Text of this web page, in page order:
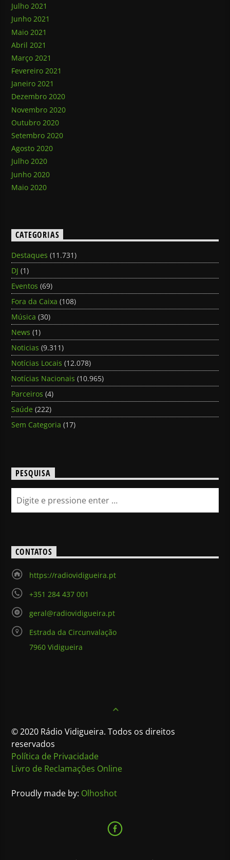
Julho 2021
Junho 2021
Maio 2021
Abril 2021
Março 2021
Fevereiro 2021
Janeiro 2021
Dezembro 2020
Novembro 2020
Outubro 2020
Setembro 2020
Agosto 2020
Julho 2020
Junho 2020
Maio 2020
CATEGORIAS
Destaques (11.731)
DJ (1)
Eventos (69)
Fora da Caixa (108)
Música (30)
News (1)
Noticias (9.311)
Notícias Locais (12.078)
Notícias Nacionais (10.965)
Parceiros (4)
Saúde (222)
Sem Categoria (17)
PESQUISA
CONTATOS
https://radiovidigueira.pt
+351 284 437 001
geral@radiovidigueira.pt
Estrada da Circunvalação
7960 Vidigueira
© 2020 Rádio Vidigueira. Todos os direitos
reservados
Política de Privacidade
Livro de Reclamações Online
Proudly made by: Olhoshot